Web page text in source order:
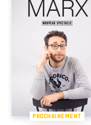
PROCHAINEMENT